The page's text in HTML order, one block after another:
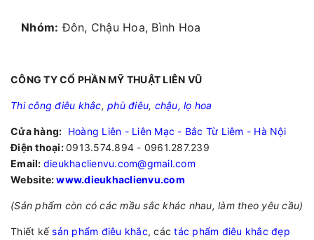
Nhóm: Đôn, Chậu Hoa, Bình Hoa
CÔNG TY CỔ PHẦN MỸ THUẬT LIÊN VŨ
Thi công điêu khắc, phù điêu, chậu, lọ hoa
Cửa hàng: Hoàng Liên - Liên Mạc - Bắc Từ Liêm - Hà Nội
Điện thoại:0913.574.894 - 0961.287.239
Email: dieukhaclienvu.com@gmail.com
Website:www.dieukhaclienvu.com
(Sản phẩm còn có các mầu sắc khác nhau, làm theo yêu cầu)
Thiết kếsản phẩm điêu khắc, cáctác phẩm điêu khắc đẹp